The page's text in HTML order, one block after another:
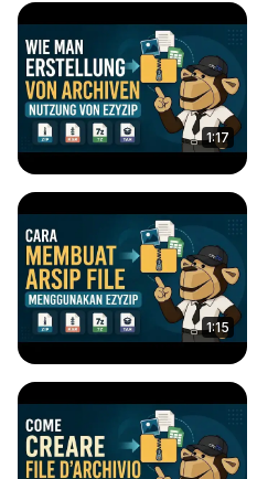
1:17
1:15